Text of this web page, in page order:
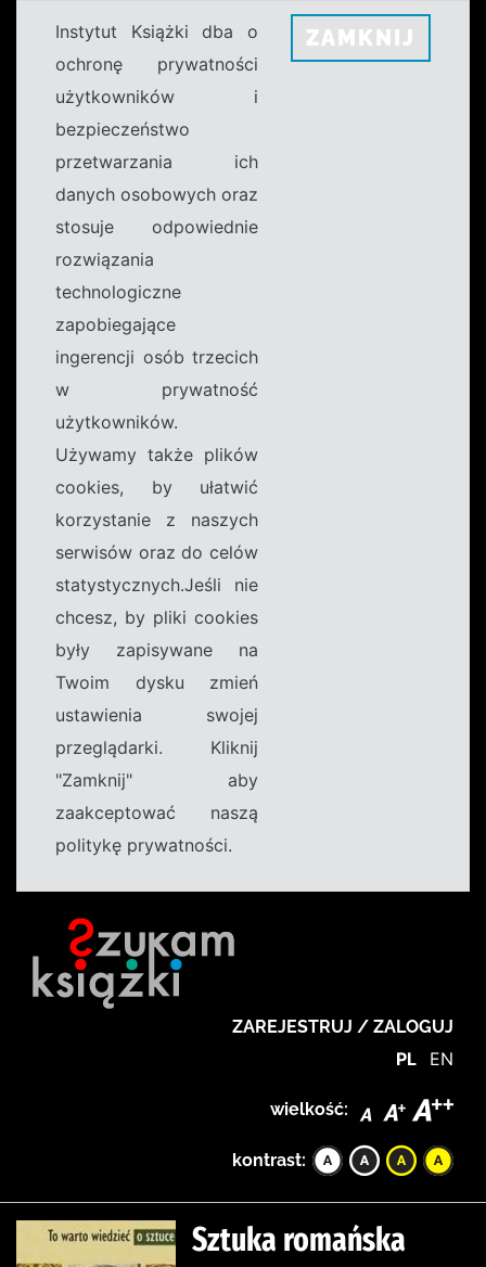
Instytut Książki dba o
ochronę prywatności
użytkowników i
bezpieczeństwo
przetwarzania ich
danych osobowych oraz
stosuje odpowiednie
rozwiązania
technologiczne
zapobiegające
ingerencji osób trzecich
w prywatność
użytkowników.
Używamy także plików
cookies, by ułatwić
korzystanie z naszych
serwisów oraz do celów
statystycznych.Jeśli nie
chcesz, by pliki cookies
były zapisywane na
Twoim dysku zmień
ustawienia swojej
przeglądarki. Kliknij
"Zamknij" aby
zaakceptować naszą
politykę prywatności.
ZAMKNIJ
ZAREJESTRUJ / ZALOGUJ
PL EN
wielkość:
kontrast:
Sztuka romańska